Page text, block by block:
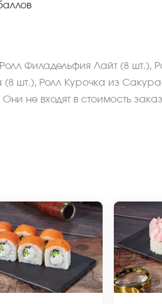
Филадельфия Лайт (8 шт.),
шт.), Ролл Курочка из
не входят в стоимость